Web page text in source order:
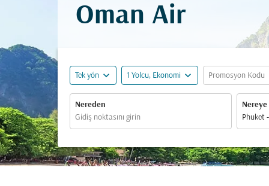
Oman Air
Tek yön expand_more 1 Yolcu, Ekonomi expand_more Promosyon Kodu
Nereden Nereye